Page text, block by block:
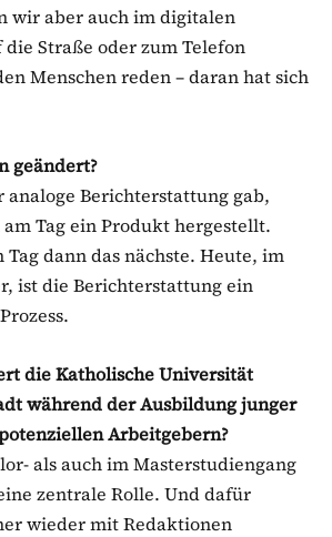
wir aber auch im digitalen
Straße oder zum Telefon
Menschen reden – daran hat sich
geändert?
analoge Berichterstattung gab,
Tag ein Produkt hergestellt.
Tag dann das nächste. Heute, im
ist die Berichterstattung ein
die Katholische Universität
während der Ausbildung junger
Arbeitgebern?
als auch im Masterstudiengang
zentrale Rolle. Und dafür
wieder mit Redaktionen